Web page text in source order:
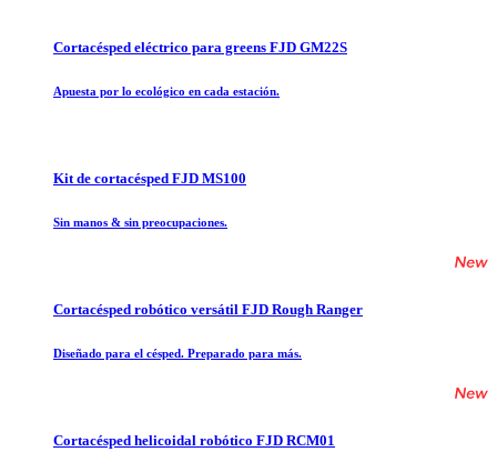
Cortacésped eléctrico para greens FJD GM22S
Apuesta por lo ecológico en cada estación.
Kit de cortacésped FJD MS100
Sin manos & sin preocupaciones.
Cortacésped robótico versátil FJD Rough Ranger
Diseñado para el césped. Preparado para más.
Cortacésped helicoidal robótico FJD RCM01